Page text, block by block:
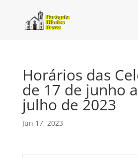
Horários das
de 17 de junho
julho de 2023
Jun 17, 2023